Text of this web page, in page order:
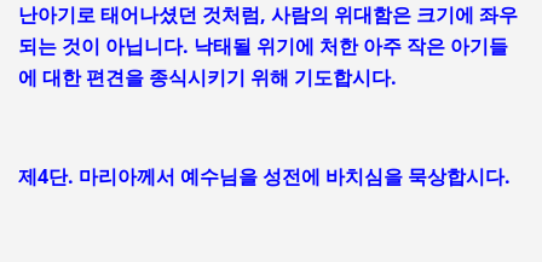
난아기로 태어나셨던 것처럼, 사람의 위대함은 크기에 좌우
되는 것이 아닙니다. 낙태될 위기에 처한 아주 작은 아기들
에 대한 편견을 종식시키기 위해 기도합시다.
제4단. 마리아께서 예수님을 성전에 바치심을 묵상합시다.